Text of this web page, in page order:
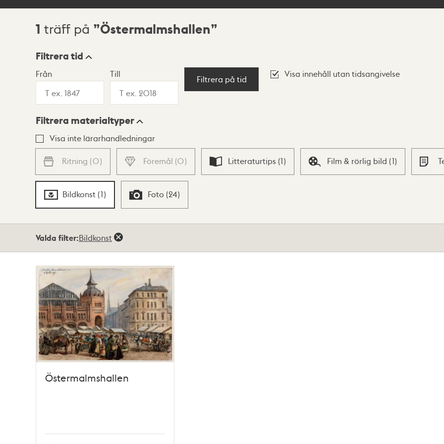
Sökresultat
1 träff på Östermalmshallen
Visningsläge
Lista Karta
Filtrera tid
Från Till
Filtrera på tid
Visa innehåll utan tidsangivelse
Filtrera materialtyper
Visa inte lärarhandledningar
Ritning (0) Föremål (0) Litteraturtips (1) Film & rörlig bild (1)
Bildkonst (1) Foto (24)
Valda filter:Bildkonst
Östermalmshallen